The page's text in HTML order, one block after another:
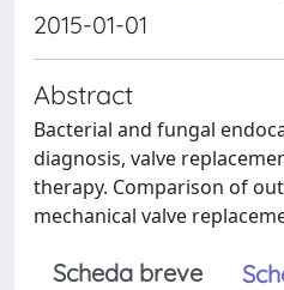
2015-01-01
Abstract
Bacterial and fungal
diagnosis, valve
therapy. Comparison of
mechanical valve
Scheda breve